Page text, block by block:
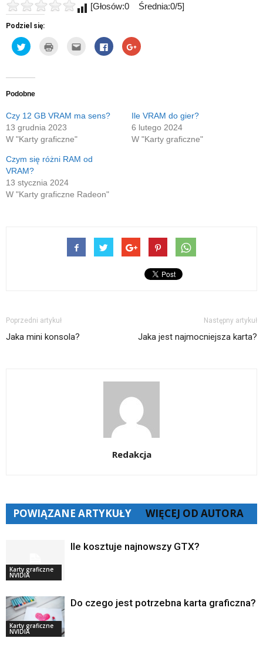
[Głosów:0 Średnia:0/5]
Podziel się:
Udostępnij
na
nowym
Kliknij
wydrukować(Otwiera
Kliknij,
wysłać
w
nowym
Click
to
share
Click
to
Podobne
Czy 12 GB VRAM ma sens?
13 grudnia 2023
W "Karty graficzne"
Ile VRAM do gier?
6 lutego 2024
W "Karty graficzne"
Czym się różni RAM od
VRAM?
13 stycznia 2024
W "Karty graficzne Radeon"
Poprzedni artykuł
Jaka mini konsola?
Następny artykuł
Jaka jest najmocniejsza karta?
Redakcja
POWIĄZANE ARTYKUŁY WIĘCEJ OD AUTORA
Karty graficzne
NVIDIA
Ile kosztuje najnowszy GTX?
Karty graficzne
NVIDIA
Do czego jest potrzebna karta graficzna?